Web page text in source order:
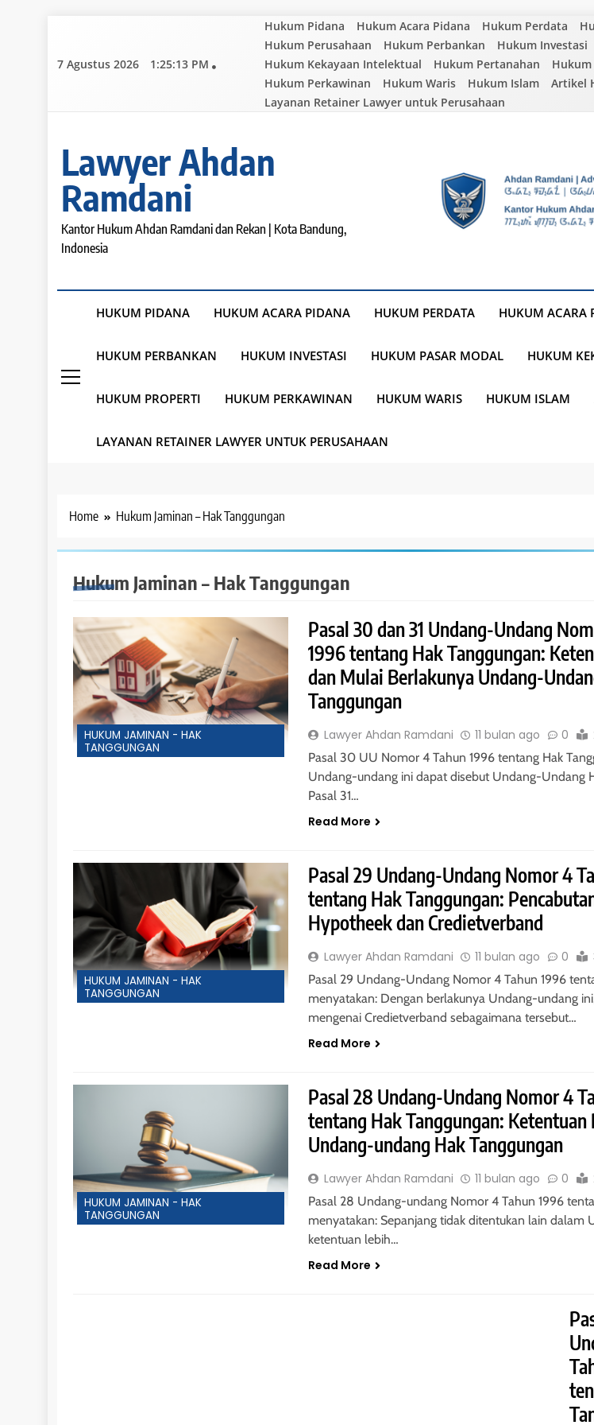
content
7 Agustus 2026 1:25:14 PM
Hukum Pidana Hukum Acara Pidana Hukum Perdata
Hukum Perusahaan
Hukum Perbankan Hukum Investasi
Hukum Kekayaan Intelektual
Hukum Pertanahan
Hukum Perkawinan
Hukum Waris Hukum Islam
Artikel
Layanan Retainer Lawyer untuk Perusahaan
Lawyer Ahdan
Ramdani
Kantor Hukum Ahdan Ramdani dan Rekan | Kota Bandung,
Indonesia
HUKUM PIDANA HUKUM ACARA PIDANA HUKUM PERDATA HUKUM ACARA
HUKUM PERBANKAN HUKUM INVESTASI HUKUM PASAR MODAL HUKUM
HUKUM PROPERTI HUKUM PERKAWINAN HUKUM WARIS HUKUM ISLAM
LAYANAN RETAINER LAWYER UNTUK PERUSAHAAN
Home Hukum Jaminan – Hak Tanggungan
Hukum Jaminan – Hak Tanggungan
HUKUM JAMINAN - HAK
TANGGUNGAN
Pasal 30 dan 31 Undang-Undang
1996 tentang Hak Tanggungan:
dan Mulai Berlakunya Undang-
Tanggungan
Lawyer Ahdan Ramdani 11 bulan ago 0
Pasal 30 UU Nomor 4 Tahun 1996 tentang Hak
Undang-undang ini dapat disebut Undang-Undang
Pasal 31…
Read More
HUKUM JAMINAN - HAK
TANGGUNGAN
Pasal 29 Undang-Undang Nomor 4
tentang Hak Tanggungan:
Hypotheek dan Credietverband
Lawyer Ahdan Ramdani 11 bulan ago 0
Pasal 29 Undang-Undang Nomor 4 Tahun 1996
menyatakan: Dengan berlakunya Undang-undang
mengenai Credietverband sebagaimana tersebut…
Read More
HUKUM JAMINAN - HAK
TANGGUNGAN
Pasal 28 Undang-Undang Nomor 4
tentang Hak Tanggungan: Ketentuan
Undang-undang Hak Tanggungan
Lawyer Ahdan Ramdani 11 bulan ago 0
Pasal 28 Undang-undang Nomor 4 Tahun 1996
menyatakan: Sepanjang tidak ditentukan lain dalam
ketentuan lebih…
Read More
HUKUM
Hibah
Pelunasan